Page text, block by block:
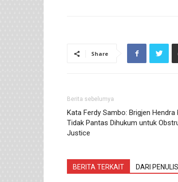
Share
Berita sebelumya
Kata Ferdy Sambo: Brigjen Hendra
Tidak Pantas Dihukum untuk
Justice
BERITA TERKAIT DARI PENULIS